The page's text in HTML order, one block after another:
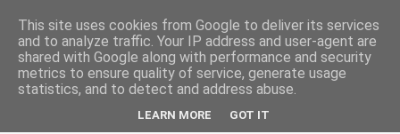
This site uses cookies from Google to deliver its services
and to analyze traffic. Your IP address and user-agent are
shared with Google along with performance and security
metrics to ensure quality of service, generate usage
statistics, and to detect and address abuse.
LEARN MORE GOT IT